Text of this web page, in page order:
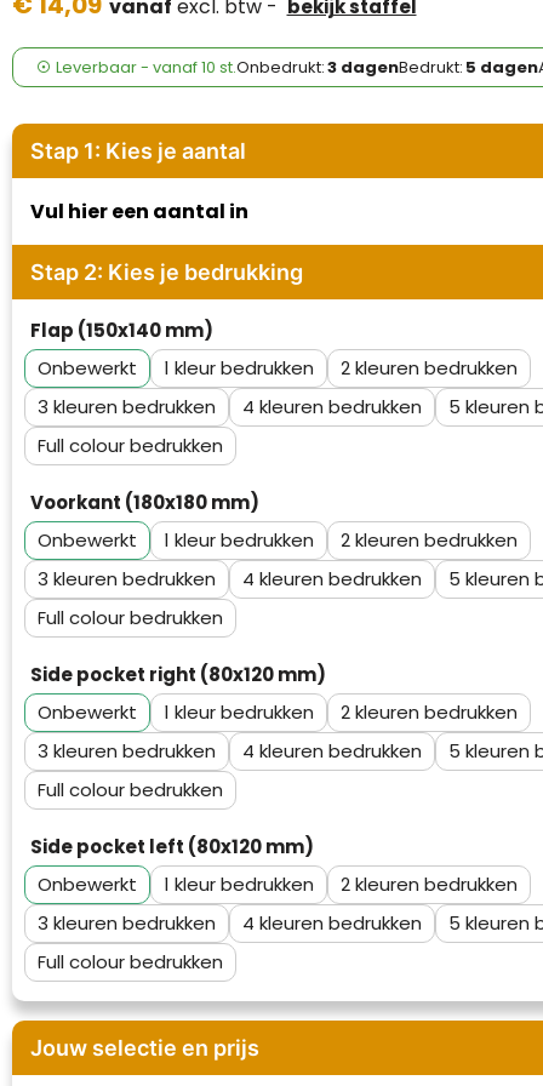
Fresh 'n Rebel
GolfOriginals
James Harvest
Mepal
Moleskine
MyKit
Ocean Bottle
Parker
Waterman
vanaf excl. btw - bekijk staffel
Leverbaar- vanaf10 st.Onbedrukt:3 dagenBedrukt: 5 dagen
Stap 1: Kies je aantal
Vul hier een aantal in
Stap 2: Kies je bedrukking
Flap (150x140 mm)
Onbewerkt
1
2
3
4
5
Full colour
Voorkant (180x180 mm)
Onbewerkt
1
2
3
4
5
Full colour
Side pocket right (80x120 mm)
Onbewerkt
1
2
3
4
5
Full colour
Side pocket left (80x120 mm)
Onbewerkt
1
2
3
4
5
Full colour
Jouw selectie en prijs